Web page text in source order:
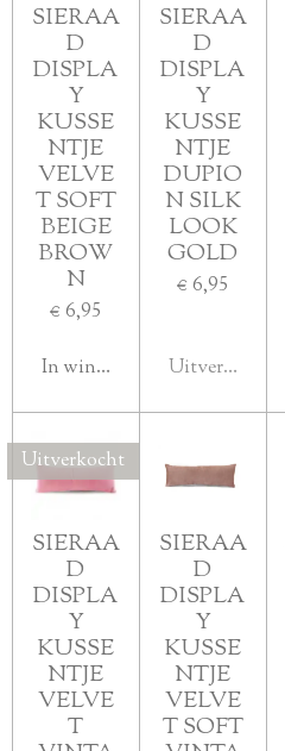
SIERAA
D
DISPLA
Y
KUSSE
NTJE
VELVE
T SOFT
BEIGE
BROW
N
€ 6,95
In winkelwagen
SIERAA
D
DISPLA
Y
KUSSE
NTJE
DUPIO
N SILK
LOOK
GOLD
€ 6,95
Uitverkocht
Uitverkocht
SIERAA
D
DISPLA
Y
KUSSE
NTJE
VELVE
T
SIERAA
D
DISPLA
Y
KUSSE
NTJE
VELVE
T SOFT